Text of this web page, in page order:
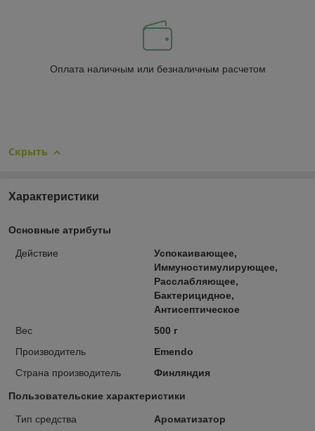
Оплата наличным или безналичным расчетом
Скрыть
Характеристики
Основные атрибуты
Действие
Успокаивающее,
Иммуностимулирующее,
Расслабляющее,
Бактерицидное,
Антисептическое
Вес
500 г
Производитель
Emendo
Страна производитель
Финляндия
Пользовательские характеристики
Тип средства
Ароматизатор